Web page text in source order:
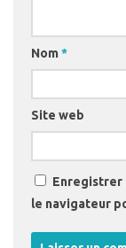
Nom *
Site web
Enregistrer
le navigateur